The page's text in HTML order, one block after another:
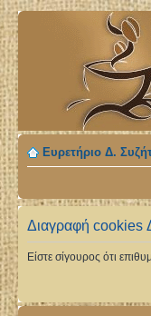
Ευρετήριο Δ.
Διαγραφή cookies
Είστε σίγουρος ότι